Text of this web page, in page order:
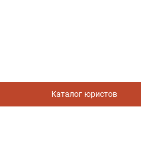
Каталог юристов